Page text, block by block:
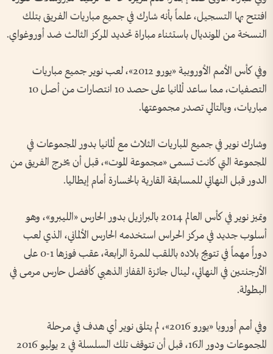
افتتح بها التسجيل، علماً بأنه شارك في جميع مباريات الفريق بتلك
النسخة من المونديال باستثناء مباراة تحديد المركز الثالث ضد أوروغواي.
وفي كأس الأمم الأوروبية «يورو 2012»، لعب نوير جميع مباريات
التصفيات، مما ساعد ألمانيا على حصد 10 انتصارات من أصل 10
مباريات، وبالتالي تصدر مجموعتها.
وشارك نوير في جميع المباريات الثلاث مع ألمانيا بدور المجموعات في
المجموعة التي كانت تسمى «مجموعة الموت»، قبل أن يخرج الفريق من
الدور قبل النهائي للمسابقة القارية بالخسارة أمام إيطاليا.
وتميز نوير في كأس العالم 2014 بالبرازيل بدور الحارس «الليبرو»، وهو
أسلوب جديد في مركز الحراس استخدمه الحارس الألماني، الذي لعب
دوراً مهماً في تتويج بلاده باللقب للمرة الرابعة، عقب فوزها 1-0 على
الأرجنتين في النهائي، لينال جائزة القفاز الذهبي كأفضل حارس مرمى في
البطولة.
وفي أمم أوروبا «يورو 2016»، لم يتلق نوير أي هدف في مرحلة
المجموعات ودور الـ16، قبل أن تتوقف تلك السلسلة في 2 يوليو 2016